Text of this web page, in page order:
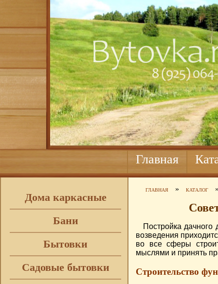
Главная
Дома каркасные
Бани
Бытовки
Садовые бытовки
ГЛАВНАЯ » КАТАЛОГ
Постройка дачного
возведения
во все сферы
мыслями и принять
Строительство